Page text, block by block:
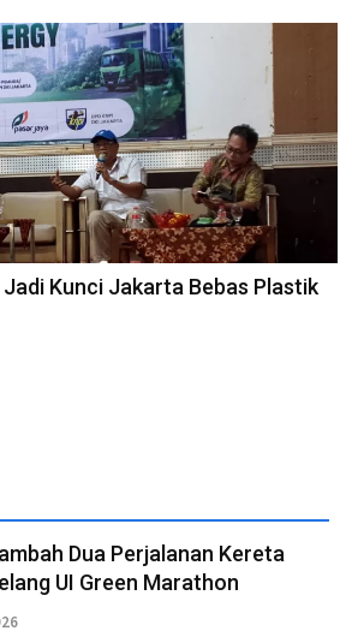
Kunci Jakarta Bebas Plastik
Dua Perjalanan Kereta
UI Green Marathon